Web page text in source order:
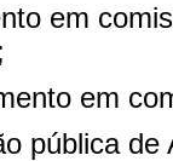
em
em
pública